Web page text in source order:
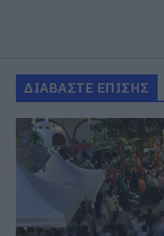
ΔΙΑΒΑΣΤΕ ΕΠΙΣΗΣ